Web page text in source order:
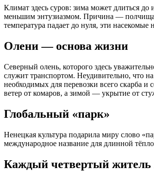
Климат здесь суров: зима может длиться
меньшим энтузиазмом. Причина — полчища
температура падает до нуля, эти насекомые
Олени — основа жизни
Северный олень, которого здесь
служит транспортом. Неудивительно, что
необходимых для перевозки всего скарба
ветер от комаров, а зимой — укрытие от
Глобальный «парк»
Ненецкая культура подарила миру слово
международное название для длинной
Каждый четвертый житель